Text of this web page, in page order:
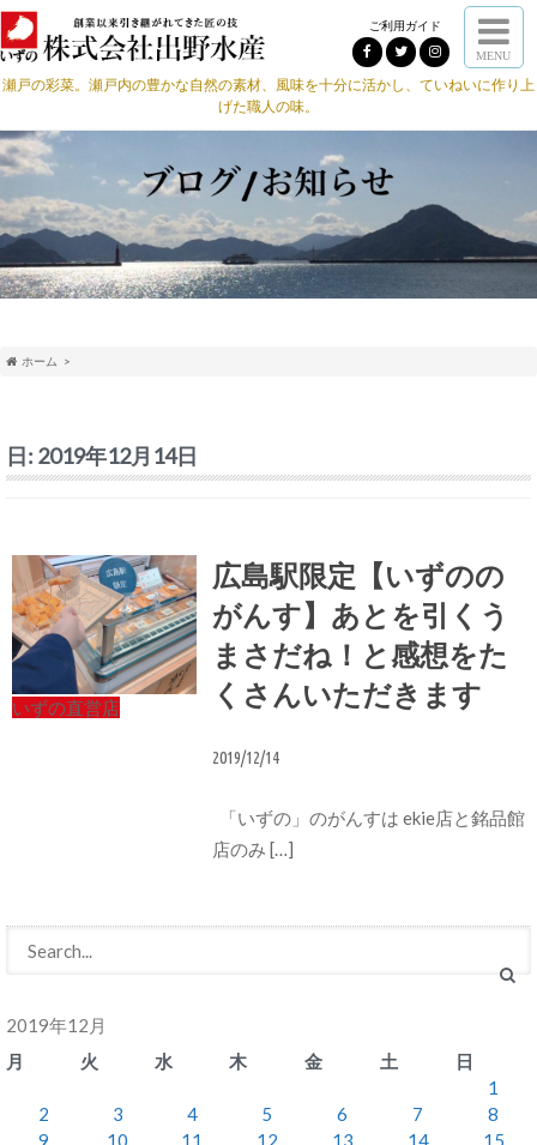
ご利用ガイド
MENU
瀬戸の彩菜。瀬戸内の豊かな自然の素材、風味を十分に活かし、ていねいに作り上
げた職人の味。
ホーム
日: 2019年12月14日
いずの直営店
広島駅限定【いずのの
がんす】あとを引くう
まさだね！と感想をた
くさんいただきます
2019/12/14
「いずの」のがんすは ekie店と銘品館
店のみ […]
2019年12月
月
火 水 木 金 土
日
1
2
3 4 5 6 7
8
9
10 11 12 13 14
15